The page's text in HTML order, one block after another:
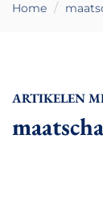
Home
ARTIKELEN